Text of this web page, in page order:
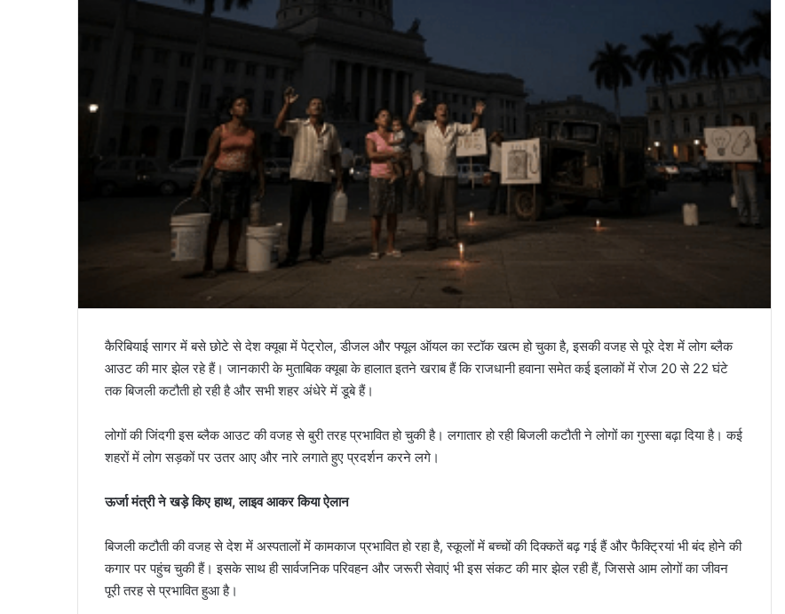
कैरिबियाई सागर में बसे छोटे से देश क्यूबा में पेट्रोल, डीजल और फ्यूल ऑयल का स्टॉक खत्म हो चुका है, इसकी वजह से पूरे देश में लोग ब्लैक
आउट की मार झेल रहे हैं। जानकारी के मुताबिक क्यूबा के हालात इतने खराब हैं कि राजधानी हवाना समेत कई इलाकों में रोज 20 से 22 घंटे
तक बिजली कटौती हो रही है और सभी शहर अंधेरे में डूबे हैं।
लोगों की जिंदगी इस ब्लैक आउट की वजह से बुरी तरह प्रभावित हो चुकी है। लगातार हो रही बिजली कटौती ने लोगों का गुस्सा बढ़ा दिया है। कई
शहरों में लोग सड़कों पर उतर आए और नारे लगाते हुए प्रदर्शन करने लगे।
ऊर्जा मंत्री ने खड़े किए हाथ, लाइव आकर किया ऐलान
बिजली कटौती की वजह से देश में अस्पतालों में कामकाज प्रभावित हो रहा है, स्कूलों में बच्चों की दिक्कतें बढ़ गई हैं और फैक्ट्रियां भी बंद होने की
कगार पर पहुंच चुकी हैं। इसके साथ ही सार्वजनिक परिवहन और जरूरी सेवाएं भी इस संकट की मार झेल रही हैं, जिससे आम लोगों का जीवन
पूरी तरह से प्रभावित हुआ है।